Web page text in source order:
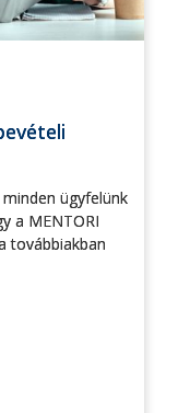
ügyfelünk
a MENTORI
továbbiakban